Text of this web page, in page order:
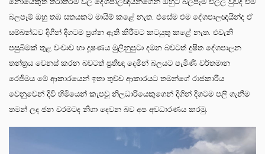
බලපෑම් ඔහු තඹ සතයකට මායිම් කළේ නැත. එසේම එම දේශපාලඥයින්ද ඒ
සම්බන්ධව දිගින් දිගටම ප්‍රශ්න ඇති කිරීමට කටයුතු කළේ නැත. එවැනි
පසුබිමක් තුළ වංචාව හා දූෂණය මුලිනුපුටා දමන බවටත් දුෂිත දේශපාලන
තන්ත්‍රය වෙනස් කරන බවටත් ප්‍රතිඥා දෙමින් බලයට පැමිණි වර්තමාන
රෙජීමය මේ ආකාරයෙන් ඉතා තුච්ච ආකාරයට තමන්ගේ රාජකාරිය
වෙනුවෙන් දිවි හිමියෙන් කැපවූ නිලධාරියෙකුගෙන් දිගින් දිගටම පලි ගැනීම
තමන් ලද ජන වරමටද නිගා දෙවන බව අප අවධාරණය කරමු.